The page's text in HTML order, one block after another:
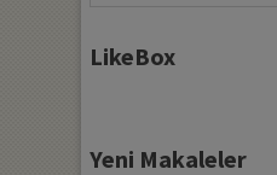
LikeBox
Yeni Makaleler